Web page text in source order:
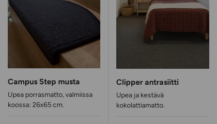
Campus Step musta
Upea porrasmatto, valmiissa
koossa: 26x65 cm.
Clipper antrasiitti
Upea ja kestävä
kokolattiamatto.